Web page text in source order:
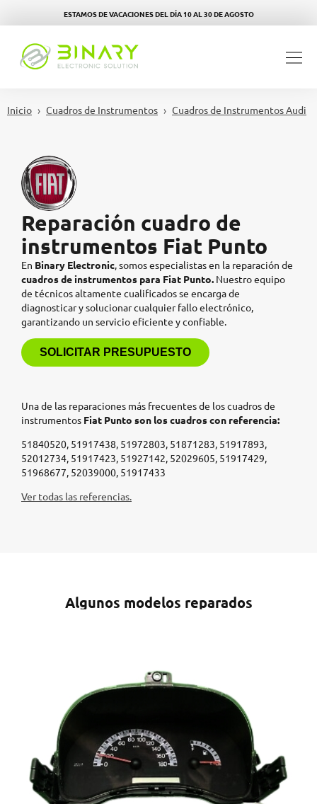
ESTAMOS DE VACACIONES DEL DÍA 10 AL 30 DE AGOSTO
Inicio Cuadros de Instrumentos Cuadros de Instrumentos Audi
Reparación cuadro de
instrumentos Fiat Punto
En Binary Electronic, somos especialistas en la reparación de
cuadros de instrumentos para Fiat Punto. Nuestro equipo
de técnicos altamente cualificados se encarga de
diagnosticar y solucionar cualquier fallo electrónico,
garantizando un servicio eficiente y confiable.
SOLICITAR PRESUPUESTO
Una de las reparaciones más frecuentes de los cuadros de
instrumentos Fiat Punto son los cuadros con referencia:
51840520, 51917438, 51972803, 51871283, 51917893,
52012734, 51917423, 51927142, 52029605, 51917429,
51968677, 52039000, 51917433
Ver todas las referencias.
Algunos modelos reparados